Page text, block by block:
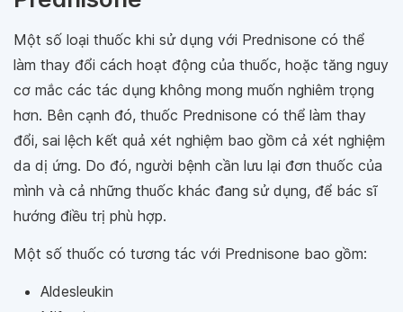
Một số loại thuốc khi sử dụng với Prednisone có thể
làm thay đổi cách hoạt động của thuốc, hoặc tăng nguy
cơ mắc các tác dụng không mong muốn nghiêm trọng
hơn. Bên cạnh đó, thuốc Prednisone có thể làm thay
đổi, sai lệch kết quả xét nghiệm bao gồm cả xét nghiệm
da dị ứng. Do đó, người bệnh cần lưu lại đơn thuốc của
mình và cả những thuốc khác đang sử dụng, để bác sĩ
hướng điều trị phù hợp.
Một số thuốc có tương tác với Prednisone bao gồm:
Aldesleukin